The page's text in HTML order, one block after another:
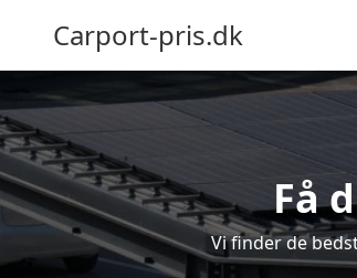
Carport-pris.dk
Få
Vi finder de